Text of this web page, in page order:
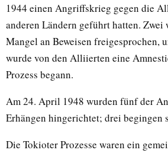
1944 einen Angriffskrieg gegen die
anderen Ländern geführt hatten. Zwei
Mangel an Beweisen freigesprochen,
wurde von den Alliierten eine
Prozess begann.
Am 24. April 1948 wurden fünf der
Erhängen hingerichtet; drei begingen
Die Tokioter Prozesse waren ein